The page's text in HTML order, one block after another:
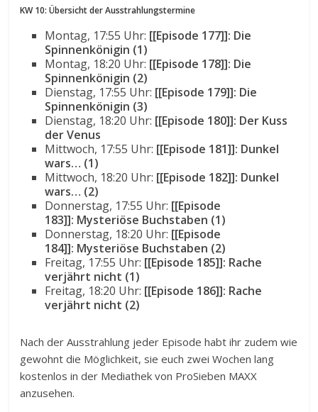
KW 10: Übersicht der Ausstrahlungstermine
Montag, 17:55 Uhr: [[Episode 177]]: Die
Spinnenkönigin (1)
Montag, 18:20 Uhr: [[Episode 178]]: Die
Spinnenkönigin (2)
Dienstag, 17:55 Uhr: [[Episode 179]]: Die
Spinnenkönigin (3)
Dienstag, 18:20 Uhr: [[Episode 180]]: Der Kuss
der Venus
Mittwoch, 17:55 Uhr: [[Episode 181]]: Dunkel
wars… (1)
Mittwoch, 18:20 Uhr: [[Episode 182]]: Dunkel
wars… (2)
Donnerstag, 17:55 Uhr: [[Episode
183]]: Mysteriöse Buchstaben (1)
Donnerstag, 18:20 Uhr: [[Episode
184]]: Mysteriöse Buchstaben (2)
Freitag, 17:55 Uhr: [[Episode 185]]: Rache
verjährt nicht (1)
Freitag, 18:20 Uhr: [[Episode 186]]: Rache
verjährt nicht (2)
Nach der Ausstrahlung jeder Episode habt ihr zudem wie
gewohnt die Möglichkeit, sie euch zwei Wochen lang
kostenlos in der Mediathek von ProSieben MAXX
anzusehen.